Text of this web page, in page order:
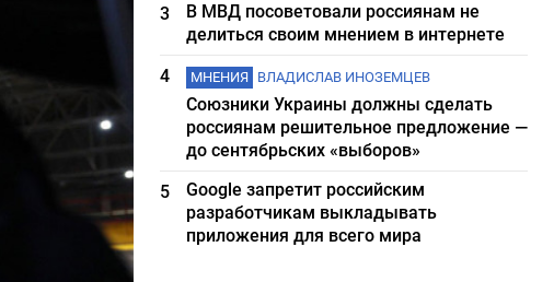
3
В МВД посоветовали россиянам не
делиться своим мнением в интернете
4
МНЕНИЯ ВЛАДИСЛАВ ИНОЗЕМЦЕВ
Союзники Украины должны сделать
россиянам решительное предложение —
до сентябрьских «выборов»
5
Google запретит российским
разработчикам выкладывать
приложения для всего мира